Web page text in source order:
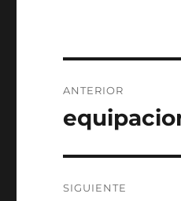
de
ANTERIOR
Entrada
SIGUIENTE